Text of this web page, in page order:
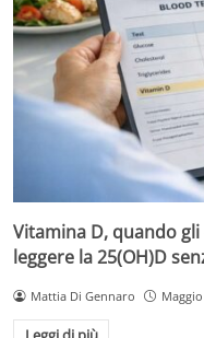
Vitamina D, quando
leggere la 25(OH)D
Mattia Di Gennaro